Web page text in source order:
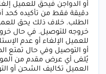
دقيقة فقط من تأكيده كحد
الطلب. خلاف ذلك يحق
خروجه للتوصيل. في حال
للعميل الإلغاء أو عدم
أو التوصيل وفي حال تمتع
يُلغى أي عرض مقدم من
العميل تكاليف الشحن أو